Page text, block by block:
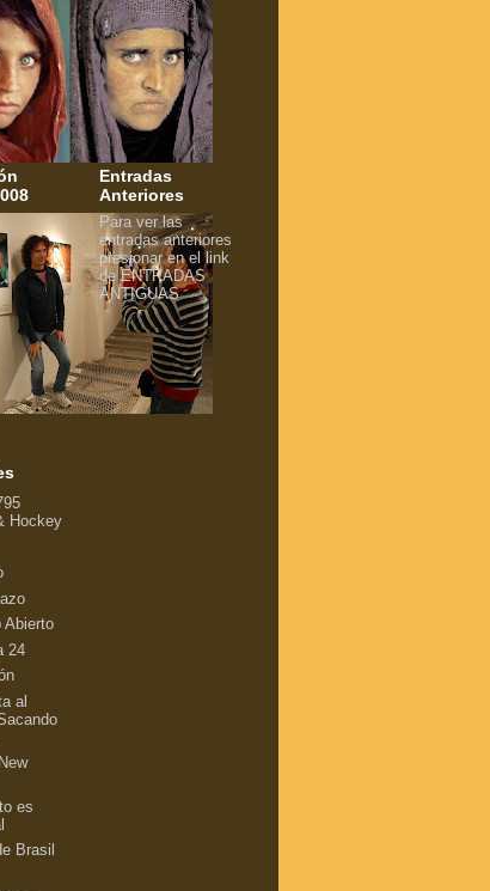
Hockey
Abierto
24
al
es
Brasil
Entradas
Anteriores
Para ver las
entradas anteriores
presionar en el link
de ENTRADAS
ANTIGUAS